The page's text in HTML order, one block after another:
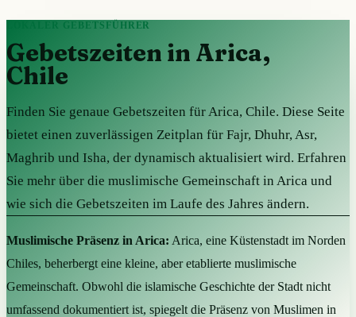
LOKALER GEBETSFÜHRER
Gebetszeiten in Arica,
Chile
Finden Sie genaue Gebetszeiten für Arica, Chile. Diese Seite
bietet einen zuverlässigen Zeitplan für Fajr, Dhuhr, Asr,
Maghrib und Isha, der dynamisch aktualisiert wird. Erfahren
Sie mehr über die muslimische Gemeinschaft in Arica und
wie sich die Gebetszeiten im Laufe des Jahres ändern.
Muslimische Präsenz in Arica: Arica, eine Küstenstadt im Norden
Chiles, beherbergt eine kleine, aber etablierte muslimische
Gemeinschaft. Obwohl die islamische Geschichte der Stadt nicht
umfassend dokumentiert ist, spiegelt die Präsenz von Muslimen in